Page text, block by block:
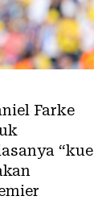
Farke
“kue